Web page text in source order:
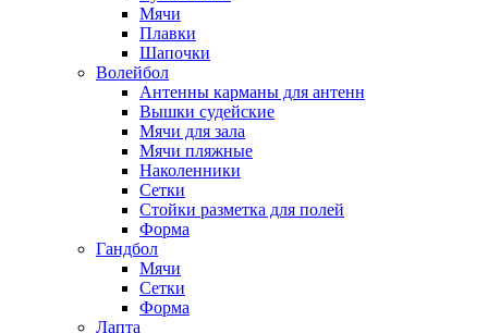
Мячи
Плавки
Шапочки
Волейбол
Антенны карманы для антенн
Вышки судейские
Мячи для зала
Мячи пляжные
Наколенники
Сетки
Стойки разметка для полей
Форма
Гандбол
Мячи
Сетки
Форма
Лапта